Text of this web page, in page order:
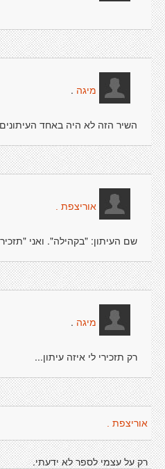
מיגה .
השיר הזה לא היה באחד
אוריצפת .
שם העיתון: "בקהילה". ואני
מיגה .
רק תזכירי לי איזה עיתון...
אוריצפת .
רק על עצמי לספר לא ידעתי.